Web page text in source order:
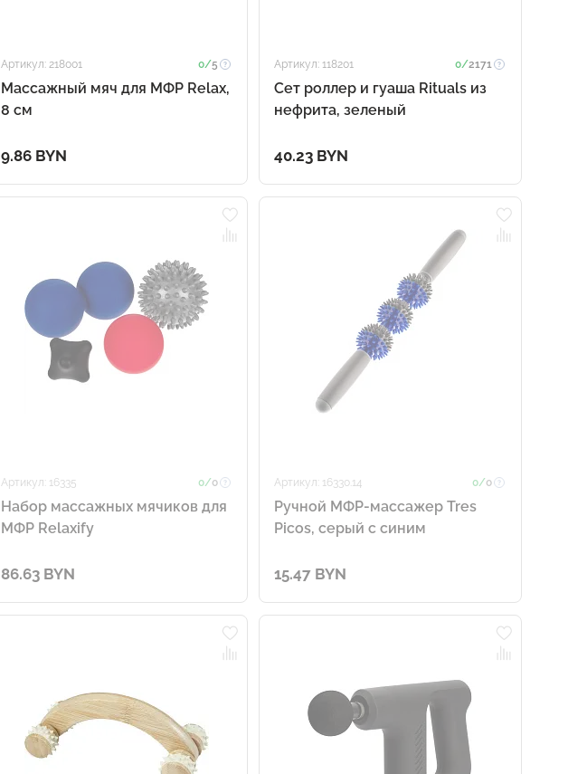
Артикул: 218001 0/5
Массажный мяч для МФР Relax,
8 см
9.86 BYN
Артикул: 118201 0/2171
Сет роллер и гуаша Rituals из
нефрита, зеленый
40.23 BYN
Артикул: 16335 0/0
Набор массажных мячиков для
MФР Relaxify
86.63 BYN
Артикул: 16330.14 0/0
Ручной МФР-массажер Tres
Picos, серый с синим
15.47 BYN